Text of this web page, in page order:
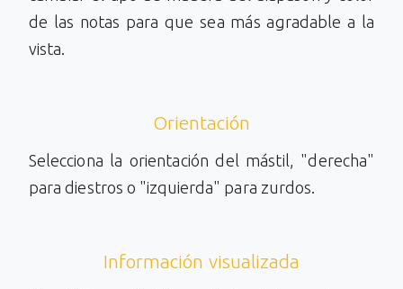
de las notas para que sea más agradable a la
vista.
Orientación
Selecciona la orientación del mástil, "derecha"
para diestros o "izquierda" para zurdos.
Información visualizada